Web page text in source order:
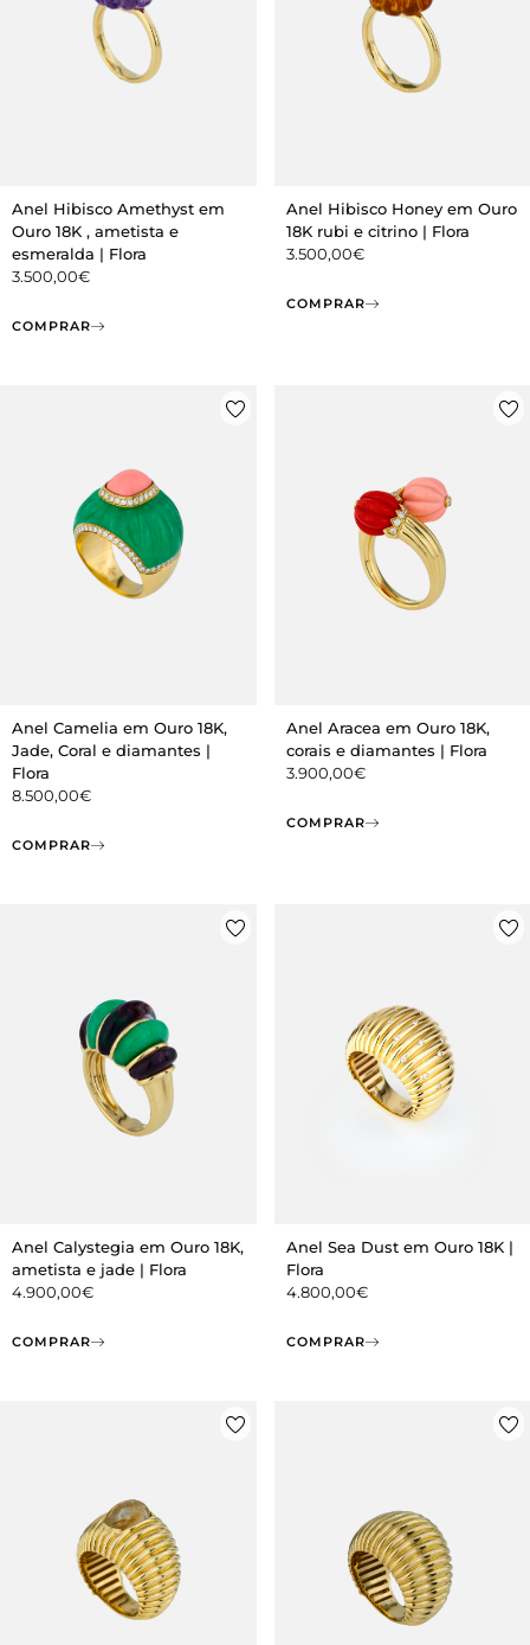
Anel Hibisco Amethyst em
Ouro 18K , ametista e
esmeralda | Flora
3.500,00€
COMPRAR
Anel Hibisco Honey em Ouro
18K rubi e citrino | Flora
3.500,00€
COMPRAR
Anel Camelia em Ouro 18K,
Jade, Coral e diamantes |
Flora
8.500,00€
COMPRAR
Anel Aracea em Ouro 18K,
corais e diamantes | Flora
3.900,00€
COMPRAR
Anel Calystegia em Ouro 18K,
ametista e jade | Flora
4.900,00€
COMPRAR
Anel Sea Dust em Ouro 18K |
Flora
4.800,00€
COMPRAR